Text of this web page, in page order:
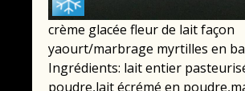
crème glacée fleur de lait façon
yaourt/marbrage myrtilles en
Ingrédients: lait entier
poudre,lait écrémé en